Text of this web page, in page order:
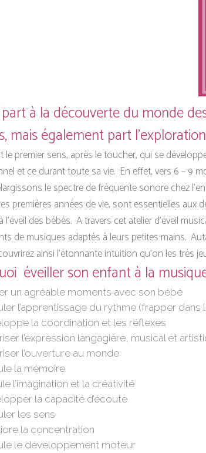
à la découverte du monde
mais également part
le premier sens, après le toucher, qui se
et ce durant toute sa vie. En effet, vers 6 – 9
le spectre de fréquente sonore chez
premières années de vie, sont essentielles
l’éveil des bébés. A travers cet atelier d’éveil
de musiques adaptés à leurs petites mains.
ainsi l’étonnante intuition qu’on les très
éveiller son enfant à la
un agréable moments avec son bébé
l’apprentissage du rythme (frapper dans
la coordination et les réflexes
l’expression langagière, musical et
l’ouverture au monde
la mémoire
l’imagination et la créativité
la capacité d’écoute
les sens
la concentration
le développement moteur